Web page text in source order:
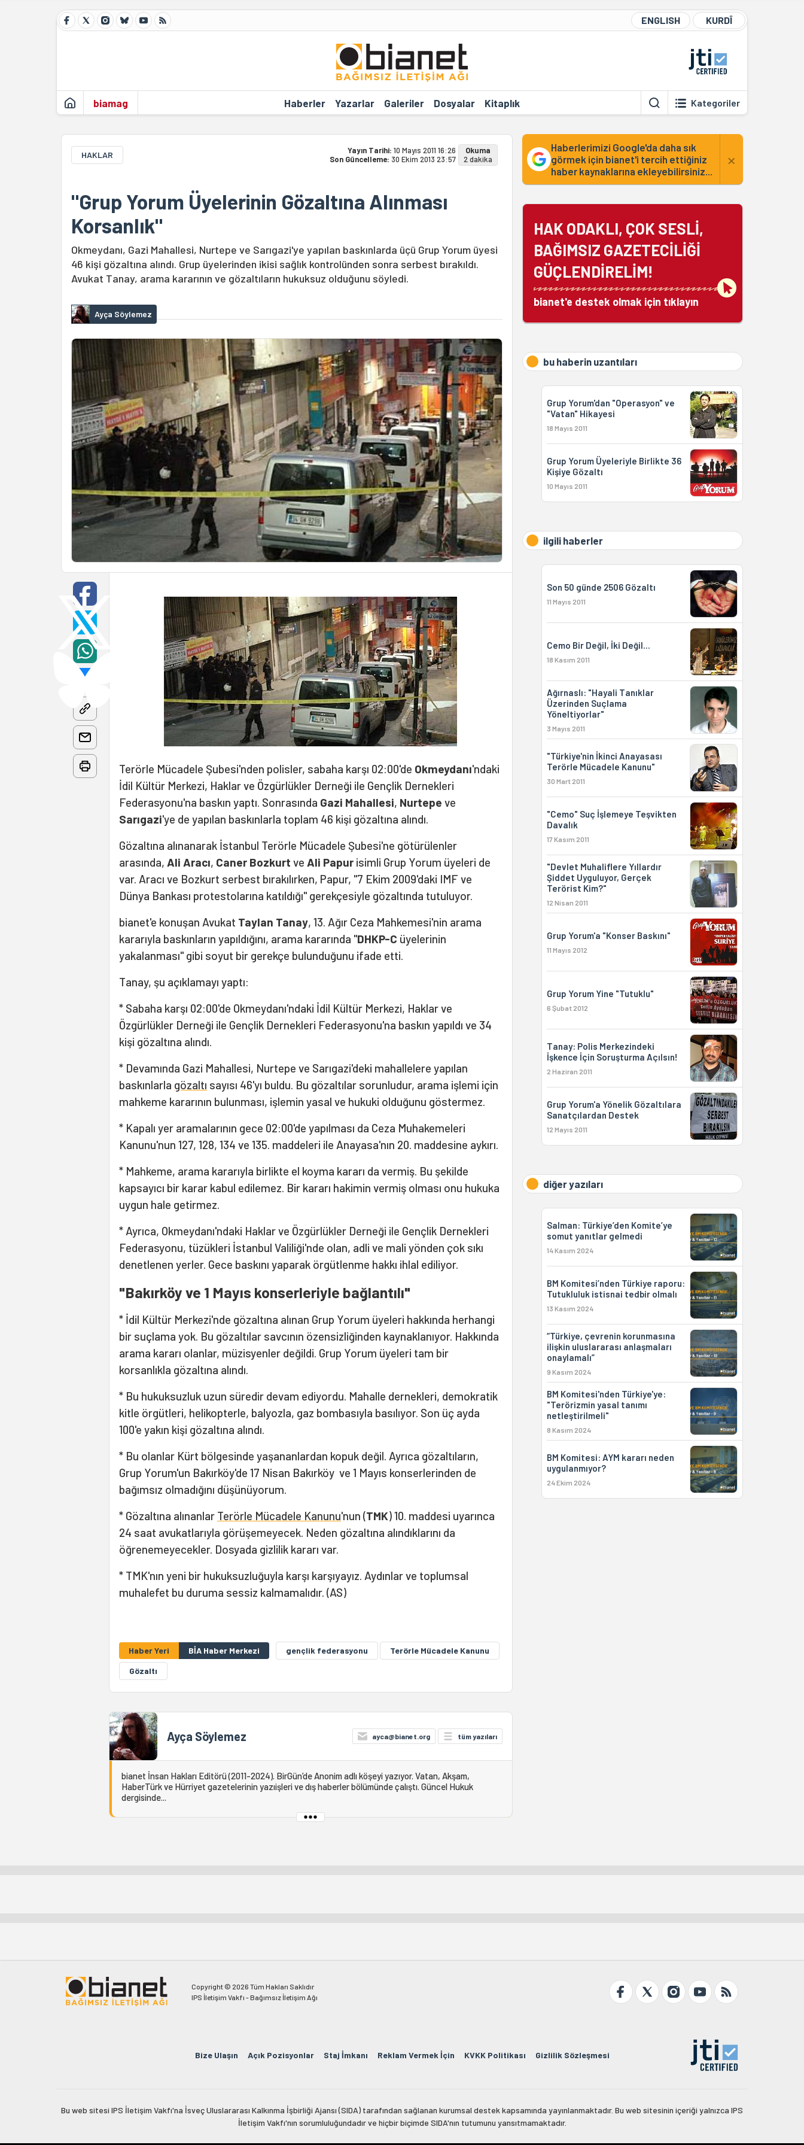
ENGLISH KURDÎ
biamag Haberler Yazarlar Galeriler Dosyalar Kitaplık Kategoriler
HAKLAR Yayın Tarihi: 10 Mayıs 2011 16:26
Son Güncelleme: 30 Ekim 2013 23:57
Okuma
2 dakika
"Grup Yorum Üyelerinin Gözaltına Alınması
Korsanlık"
Okmeydanı, Gazi Mahallesi, Nurtepe ve Sarıgazi'ye yapılan baskınlarda üçü Grup Yorum üyesi
46 kişi gözaltına alındı. Grup üyelerinden ikisi sağlık kontrolünden sonra serbest bırakıldı.
Avukat Tanay, arama kararının ve gözaltıların hukuksuz olduğunu söyledi.
Ayça Söylemez
Terörle Mücadele Şubesi'nden polisler, sabaha karşı 02:00'de Okmeydanı'ndaki
İdil Kültür Merkezi, Haklar ve Özgürlükler Derneği ile Gençlik Dernekleri
Federasyonu'na baskın yaptı. Sonrasında Gazi Mahallesi, Nurtepe ve
Sarıgazi'ye de yapılan baskınlarla toplam 46 kişi gözaltına alındı.
Gözaltına alınanarak İstanbul Terörle Mücadele Şubesi'ne götürülenler
arasında, Ali Aracı, Caner Bozkurt ve Ali Papur isimli Grup Yorum üyeleri de
var. Aracı ve Bozkurt serbest bırakılırken, Papur, "7 Ekim 2009'daki IMF ve
Dünya Bankası protestolarına katıldığı" gerekçesiyle gözaltında tutuluyor.
bianet'e konuşan Avukat Taylan Tanay, 13. Ağır Ceza Mahkemesi'nin arama
kararıyla baskınların yapıldığını, arama kararında "DHKP-C üyelerinin
yakalanması" gibi soyut bir gerekçe bulunduğunu ifade etti.
Tanay, şu açıklamayı yaptı:
* Sabaha karşı 02:00'de Okmeydanı'ndaki İdil Kültür Merkezi, Haklar ve
Özgürlükler Derneği ile Gençlik Dernekleri Federasyonu'na baskın yapıldı ve 34
kişi gözaltına alındı.
* Devamında Gazi Mahallesi, Nurtepe ve Sarıgazi'deki mahallelere yapılan
baskınlarla gözaltı sayısı 46'yı buldu. Bu gözaltılar sorunludur, arama işlemi için
mahkeme kararının bulunması, işlemin yasal ve hukuki olduğunu göstermez.
* Kapalı yer aramalarının gece 02:00'de yapılması da Ceza Muhakemeleri
Kanunu'nun 127, 128, 134 ve 135. maddeleri ile Anayasa'nın 20. maddesine aykırı.
* Mahkeme, arama kararıyla birlikte el koyma kararı da vermiş. Bu şekilde
kapsayıcı bir karar kabul edilemez. Bir kararı hakimin vermiş olması onu hukuka
uygun hale getirmez.
* Ayrıca, Okmeydanı'ndaki Haklar ve Özgürlükler Derneği ile Gençlik Dernekleri
Federasyonu, tüzükleri İstanbul Valiliği'nde olan, adli ve mali yönden çok sıkı
denetlenen yerler. Gece baskını yaparak örgütlenme hakkı ihlal ediliyor.
"Bakırköy ve 1 Mayıs konserleriyle bağlantılı"
* İdil Kültür Merkezi'nde gözaltına alınan Grup Yorum üyeleri hakkında herhangi
bir suçlama yok. Bu gözaltılar savcının özensizliğinden kaynaklanıyor. Hakkında
arama kararı olanlar, müzisyenler değildi. Grup Yorum üyeleri tam bir
korsanlıkla gözaltına alındı.
* Bu hukuksuzluk uzun süredir devam ediyordu. Mahalle dernekleri, demokratik
kitle örgütleri, helikopterle, balyozla, gaz bombasıyla basılıyor. Son üç ayda
100'e yakın kişi gözaltına alındı.
* Bu olanlar Kürt bölgesinde yaşananlardan kopuk değil. Ayrıca gözaltıların,
Grup Yorum'un Bakırköy'de 17 Nisan Bakırköy ve 1 Mayıs konserlerinden de
bağımsız olmadığını düşünüyorum.
* Gözaltına alınanlar Terörle Mücadele Kanunu'nun (TMK) 10. maddesi uyarınca
24 saat avukatlarıyla görüşemeyecek. Neden gözaltına alındıklarını da
öğrenemeyecekler. Dosyada gizlilik kararı var.
* TMK'nın yeni bir hukuksuzluğuyla karşı karşıyayız. Aydınlar ve toplumsal
muhalefet bu duruma sessiz kalmamalıdır. (AS)
Haber Yeri BİA Haber Merkezi gençlik federasyonu
Terörle Mücadele Kanunu
Gözaltı
Ayça Söylemez ayca@bianet.org tüm yazıları
bianet İnsan Hakları Editörü (2011-2024). BirGün’de Anonim adlı köşeyi yazıyor. Vatan, Akşam,
HaberTürk ve Hürriyet gazetelerinin yazıişleri ve dış haberler bölümünde çalıştı. Güncel Hukuk
dergisinde...
Haberlerimizi Google'da daha sık
görmek için bianet'i tercih ettiğiniz
haber kaynaklarına ekleyebilirsiniz...
×
HAK ODAKLI, ÇOK SESLİ,
BAĞIMSIZ GAZETECİLİĞİ
GÜÇLENDİRELİM!
bianet'e destek olmak için tıklayın
bu haberin uzantıları
Grup Yorum'dan "Operasyon" ve
"Vatan" Hikayesi
18 Mayıs 2011
Grup Yorum Üyeleriyle Birlikte 36
Kişiye Gözaltı
10 Mayıs 2011
ilgili haberler
Son 50 günde 2506 Gözaltı
11 Mayıs 2011
Cemo Bir Değil, İki Değil...
18 Kasım 2011
Ağırnaslı: "Hayali Tanıklar
Üzerinden Suçlama
Yöneltiyorlar"
3 Mayıs 2011
"Türkiye'nin İkinci Anayasası
Terörle Mücadele Kanunu"
30 Mart 2011
"Cemo" Suç İşlemeye Teşvikten
Davalık
17 Kasım 2011
"Devlet Muhaliflere Yıllardır
Şiddet Uyguluyor, Gerçek
Terörist Kim?"
12 Nisan 2011
Grup Yorum'a "Konser Baskını"
11 Mayıs 2012
Grup Yorum Yine "Tutuklu"
6 Şubat 2012
Tanay: Polis Merkezindeki
İşkence İçin Soruşturma Açılsın!
2 Haziran 2011
Grup Yorum'a Yönelik Gözaltılara
Sanatçılardan Destek
12 Mayıs 2011
diğer yazıları
Salman: Türkiye’den Komite’ye
somut yanıtlar gelmedi
14 Kasım 2024
BM Komitesi’nden Türkiye raporu:
Tutukluluk istisnai tedbir olmalı
13 Kasım 2024
“Türkiye, çevrenin korunmasına
ilişkin uluslararası anlaşmaları
onaylamalı”
9 Kasım 2024
BM Komitesi'nden Türkiye'ye:
"Terörizmin yasal tanımı
netleştirilmeli"
8 Kasım 2024
BM Komitesi: AYM kararı neden
uygulanmıyor?
24 Ekim 2024
Copyright © 2026 Tüm Hakları Saklıdır
IPS İletişim Vakfı - Bağımsız İletişim Ağı
Bize Ulaşın Açık Pozisyonlar Staj İmkanı Reklam Vermek İçin KVKK Politikası Gizlilik Sözleşmesi
Bu web sitesi IPS İletişim Vakfı'na İsveç Uluslararası Kalkınma İşbirliği Ajansı (SIDA) tarafından sağlanan kurumsal destek kapsamında yayınlanmaktadır. Bu web sitesinin içeriği yalnızca IPS
İletişim Vakfı'nın sorumluluğundadır ve hiçbir biçimde SIDA'nın tutumunu yansıtmamaktadır.